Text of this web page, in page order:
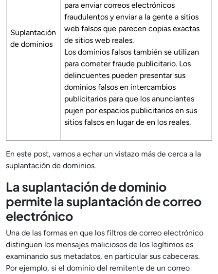
Suplantación
de dominios
para enviar correos electrónicos
fraudulentos y enviar a la gente a sitios
web falsos que parecen copias exactas
de sitios web reales.
Los dominios falsos también se utilizan
para cometer fraude publicitario. Los
delincuentes pueden presentar sus
dominios falsos en intercambios
publicitarios para que los anunciantes
pujen por espacios publicitarios en sus
sitios falsos en lugar de en los reales.
En este post, vamos a echar un vistazo más de cerca a la
suplantación de dominios.
La suplantación de dominio
permite la suplantación de correo
electrónico
Una de las formas en que los filtros de correo electrónico
distinguen los mensajes maliciosos de los legítimos es
examinando sus metadatos, en particular sus cabeceras.
Por ejemplo, si el dominio del remitente de un correo